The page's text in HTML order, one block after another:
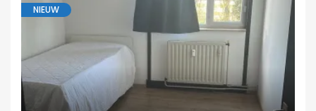
NIEUW